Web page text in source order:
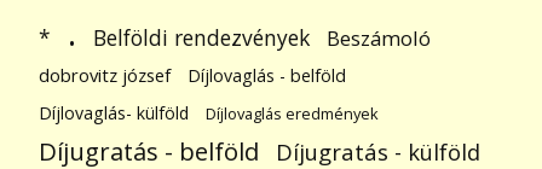
* . Belföldi rendezvények Beszámoló
dobrovitz józsef
Díjlovaglás - belföld
Díjlovaglás- külföld
Díjlovaglás eredmények
Díjugratás - belföld Díjugratás - külföld